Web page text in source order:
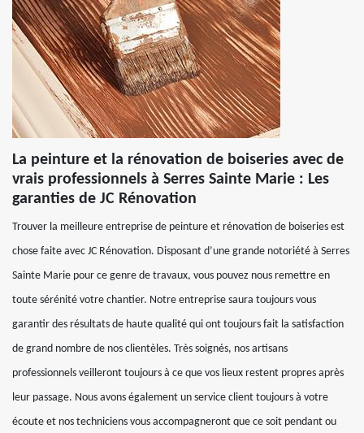
La peinture et la rénovation de boiseries avec de
vrais professionnels à Serres Sainte Marie : Les
garanties de JC Rénovation
Trouver la meilleure entreprise de peinture et rénovation de boiseries est
chose faite avec JC Rénovation. Disposant d’une grande notoriété à Serres
Sainte Marie pour ce genre de travaux, vous pouvez nous remettre en
toute sérénité votre chantier. Notre entreprise saura toujours vous
garantir des résultats de haute qualité qui ont toujours fait la satisfaction
de grand nombre de nos clientèles. Très soignés, nos artisans
professionnels veilleront toujours à ce que vos lieux restent propres après
leur passage. Nous avons également un service client toujours à votre
écoute et nos techniciens vous accompagneront que ce soit pendant ou